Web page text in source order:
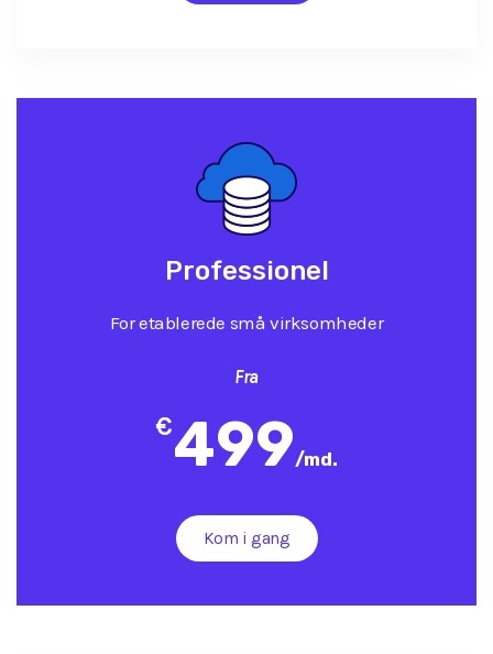
Professionel
For etablerede små virksomheder
Fra
€499/md.
Kom i gang